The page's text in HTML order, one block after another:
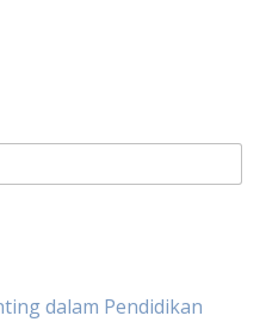
dalam Pendidikan